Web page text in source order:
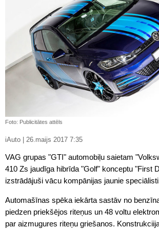
Foto: Publicitātes attēls
iAuto | 26.maijs 2017 7:35
VAG grupas "GTI" automobiļu saietam
410 Zs jaudīga hibrīda "Golf" konceptu "First
izstrādājuši vācu kompānijas jaunie
Automašīnas spēka iekārta sastāv no
piedzen priekšējos riteņus un 48 voltu
par aizmugures riteņu griešanos.